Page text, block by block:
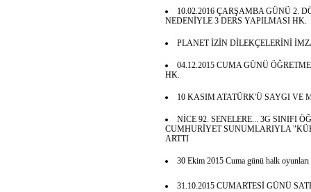
10.02.2016 ÇARŞAMBA GÜNÜ 2.
NEDENİYLE 3 DERS YAPILMASI HK.
PLANET İZİN DİLEKÇELERİNİ
04.12.2015 CUMA GÜNÜ
HK.
10 KASIM ATATÜRK'Ü SAYGI VE
NİCE 92. SENELERE... 3G SINIFI
CUMHURİYET SUNUMLARIYLA
ARTTI
30 Ekim 2015 Cuma günü halk oyunları
31.10.2015 CUMARTESİ GÜNÜ